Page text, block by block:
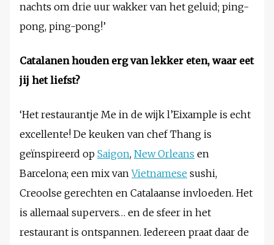
nachts om drie uur wakker van het geluid; ping-
pong, ping-pong!’
Catalanen houden erg van lekker eten, waar eet
jij het liefst?
‘Het restaurantje Me in de wijk l’Eixample is echt
excellente! De keuken van chef Thang is
geïnspireerd op Saigon, New Orleans en
Barcelona; een mix vanVietnamese sushi,
Creoolse gerechten en Catalaanse invloeden. Het
is allemaal supervers… en de sfeer in het
restaurant is ontspannen. Iedereen praat daar de